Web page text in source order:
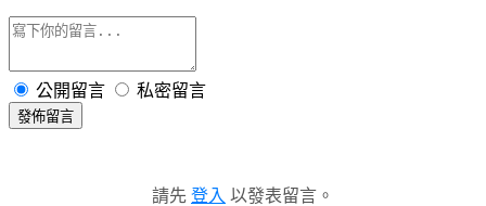
公開留言 私密留言
發佈留言
請先 登入 以發表留言。